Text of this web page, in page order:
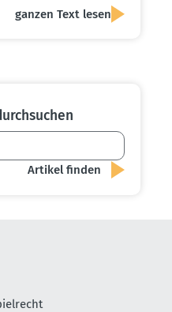
ganzen Text lesen